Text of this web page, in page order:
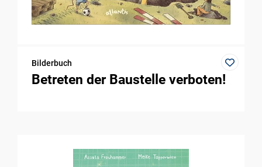
Bilderbuch
Betreten der Baustelle verboten!